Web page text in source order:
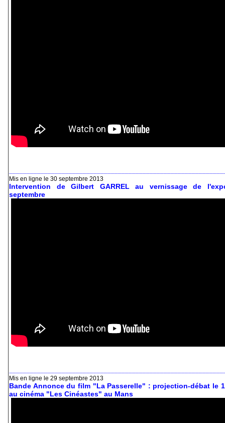
Mis en ligne le 30 septembre 2013
Intervention de Gilbert GARREL au vernissage de
septembre
Mis en ligne le 29 septembre 2013
Bande Annonce du film "La Passerelle" : projection-débat le
au cinéma "Les Cinéastes" au Mans